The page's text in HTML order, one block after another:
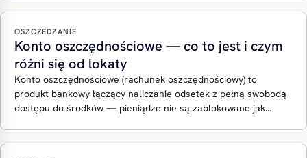
OSZCZEDZANIE
Konto oszczędnościowe — co to jest i czym
różni się od lokaty
Konto oszczędnościowe (rachunek oszczędnościowy) to
produkt bankowy łączący naliczanie odsetek z pełną swobodą
dostępu do środków — pieniądze nie są zablokowane jak…